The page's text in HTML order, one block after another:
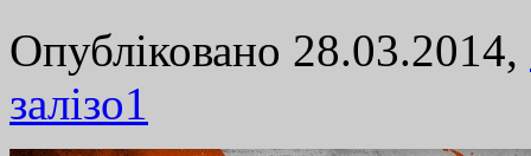
Опубліковано 28.03.2014,
залізо1